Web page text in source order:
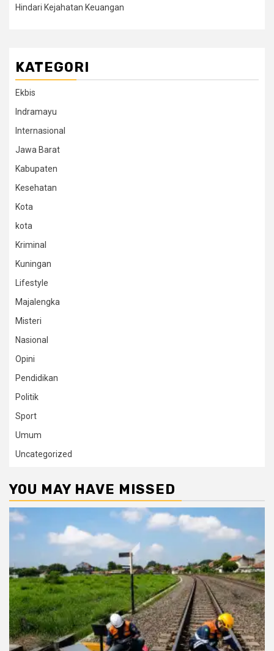
Hindari Kejahatan Keuangan
KATEGORI
Ekbis
Indramayu
Internasional
Jawa Barat
Kabupaten
Kesehatan
Kota
kota
Kriminal
Kuningan
Lifestyle
Majalengka
Misteri
Nasional
Opini
Pendidikan
Politik
Sport
Umum
Uncategorized
YOU MAY HAVE MISSED